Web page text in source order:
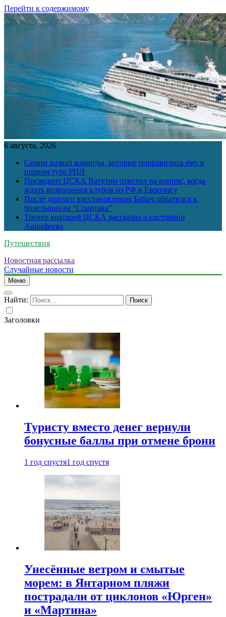
Перейти к содержимому
6 августа, 2026
Семин назвал команды, которые понравились ему в
первом туре РПЛ
Президент ЦСКА Ватутин ответил на вопрос, когда
ждать возращения клубов из РФ в Евролигу
После долгого восстановления Бабич обратился к
болельщикам “Спартака”
Тренер вратарей ЦСКА рассказал о состоянии
Акинфеева
Путешествия
Новостная рассылка
Случайные новости
Меню
Найти:
Заголовки
Туристу вместо денег вернули
бонусные баллы при отмене брони
1 год спустя1 год спустя
Унесённые ветром и смытые
морем: в Янтарном пляжи
пострадали от циклонов «Юрген»
и «Мартина»